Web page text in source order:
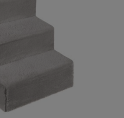
pomarańczowa, z naturalnego